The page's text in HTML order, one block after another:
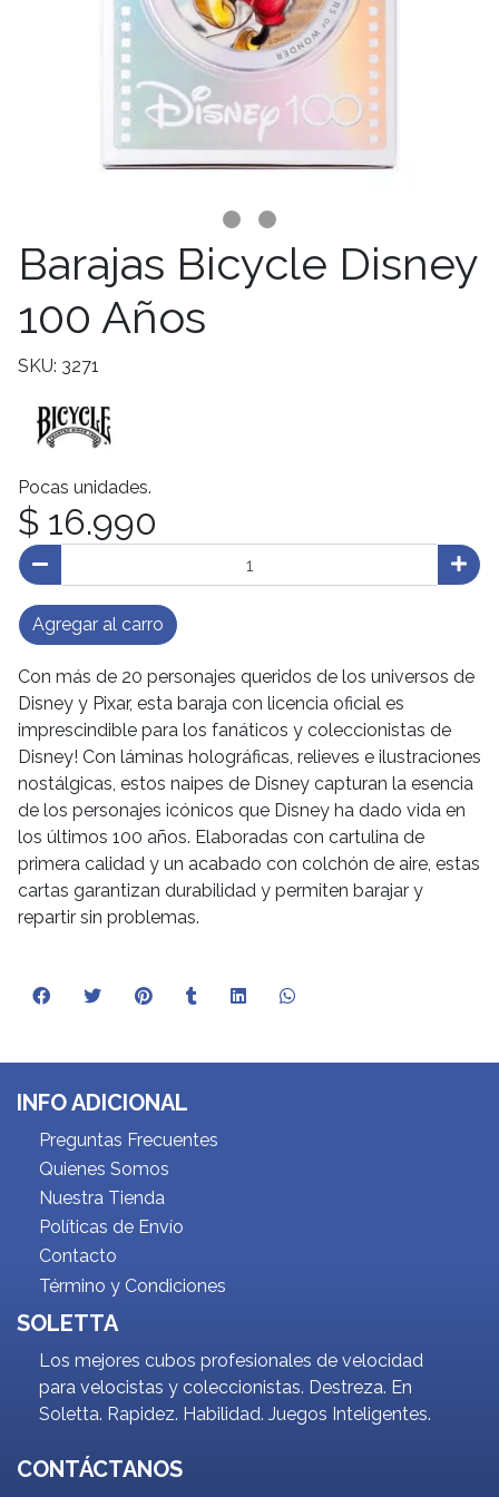
Barajas Bicycle Disney
100 Años
SKU: 3271
Pocas unidades.
$ 16.990
Agregar al carro
Con más de 20 personajes queridos de los universos de
Disney y Pixar, esta baraja con licencia oficial es
imprescindible para los fanáticos y coleccionistas de
Disney! Con láminas holográficas, relieves e ilustraciones
nostálgicas, estos naipes de Disney capturan la esencia
de los personajes icónicos que Disney ha dado vida en
los últimos 100 años. Elaboradas con cartulina de
primera calidad y un acabado con colchón de aire, estas
cartas garantizan durabilidad y permiten barajar y
repartir sin problemas.
INFO ADICIONAL
Preguntas Frecuentes
Quienes Somos
Nuestra Tienda
Políticas de Envío
Contacto
Término y Condiciones
SOLETTA
Los mejores cubos profesionales de velocidad
para velocistas y coleccionistas. Destreza. En
Soletta. Rapidez. Habilidad. Juegos Inteligentes.
CONTÁCTANOS